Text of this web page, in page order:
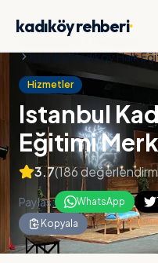
kadıköy rehberi·
Nöbetçi Eczane
Ana Sayfa
Istanbul Kadiköy Halk
Hizmetler
Istanbul
Eğitimi
3.7(186
Paylas: WhatsApp
Kopyala